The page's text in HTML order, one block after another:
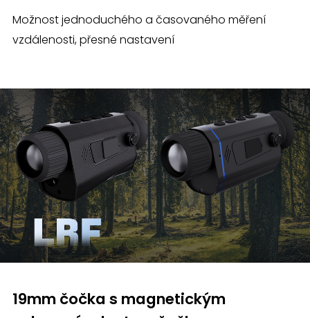
Možnost jednoduchého a časovaného měření
vzdálenosti, přesné nastavení
19mm čočka s magnetickým